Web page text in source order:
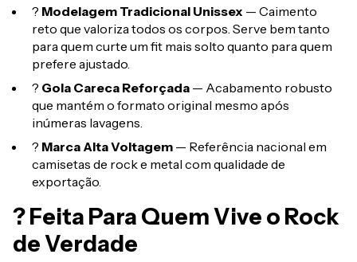
? Modelagem Tradicional Unissex — Caimento
reto que valoriza todos os corpos. Serve bem tanto
para quem curte um fit mais solto quanto para quem
prefere ajustado.
? Gola Careca Reforçada — Acabamento robusto
que mantém o formato original mesmo após
inúmeras lavagens.
? Marca Alta Voltagem — Referência nacional em
camisetas de rock e metal com qualidade de
exportação.
? Feita Para Quem Vive o Rock
de Verdade